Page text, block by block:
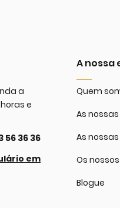
a
e
56 36 36
em
A nossa
Quem
As
As
Os
Blogue